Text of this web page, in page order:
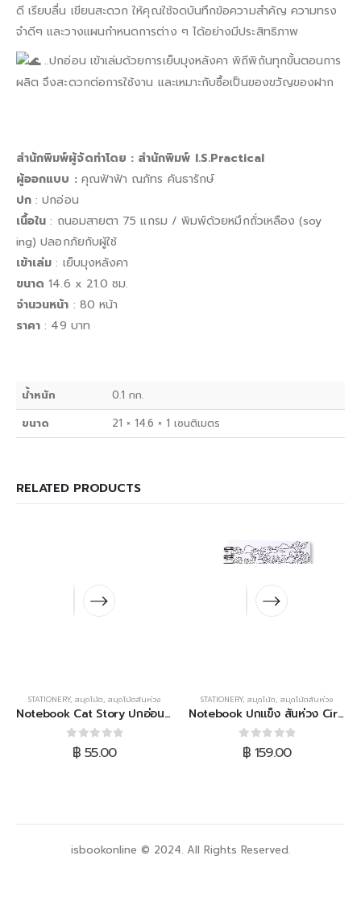
ดี เรียบลื่น เขียนสะดวก ให้คุณใช้จดบันทึกข้อความสำคัญ ความทรง
จำดีๆ และวางแผนกำหนดการต่าง ๆ ได้อย่างมีประสิทธิภาพ
..ปกอ่อน เข้าเล่มด้วยการเย็บมุงหลังคา พิถีพิถันทุกขั้นตอนการ
ผลิต จึงสะดวกต่อการใช้งาน และเหมาะกับซื้อเป็นของขวัญของฝาก
สำนักพิมพ์ผู้จัดทำโดย : สำนักพิมพ์ I.S.Practical
ผู้ออกแบบ : คุณฟ้าฟ้า ณภัทร คันธารักษ์
ปก : ปกอ่อน
เนื้อใน : ถนอมสายตา 75 แกรม / พิมพ์ด้วยหมึกถั่วเหลือง (soy
ing) ปลอกภัยกับผู้ใช้
เข้าเล่ม : เย็บมุงหลังคา
ขนาด 14.6 x 21.0 ซม.
จำนวนหน้า : 80 หน้า
ราคา : 49 บาท
น้ำหนัก
0.1 กก.
ขนาด
21 × 14.6 × 1 เซนติเมตร
RELATED PRODUCTS
STATIONERY, สมุดโน้ต, สมุดโน้ตสันห่วง
Notebook Cat Story ปกอ่อน สันห่วง (แมวโบว์แดง)
0out of 5
฿ 55.00
STATIONERY, สมุดโน้ต, สมุดโน้ตสันห่วง
Notebook ปกแข็ง สันห่วง Circle of Life (White)
0out of 5
฿ 159.00
isbookonline © 2024. All Rights Reserved.